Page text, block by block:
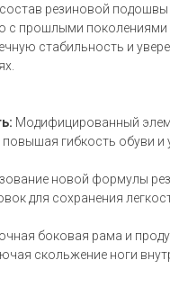
резиновой подошвы
с прошлыми поколениями
стабильность и
Модифицированный
гибкость обуви и
новой формулы
для сохранения
боковая рама и
скольжение ноги